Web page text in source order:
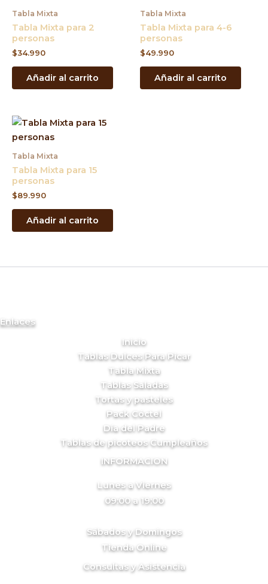
Tabla Mixta
Tabla Mixta para 2
personas
$34.990
Añadir al carrito
Tabla Mixta
Tabla Mixta para 4-6
personas
$49.990
Añadir al carrito
Tabla Mixta
Tabla Mixta para 15
personas
$89.990
Añadir al carrito
Enlaces
Inicio
Tablas Dulces Para Picar
Tabla Mixta
Tablas Saladas
Tortas y pasteles
Pack Cóctel
Día del Padre
Tablas de picoteos Cumpleaños
INFORMACION
Lunes a Viernes
09:00 a 19:00
Sábados y Domingos
Tienda Online
Consultas y Asistencia